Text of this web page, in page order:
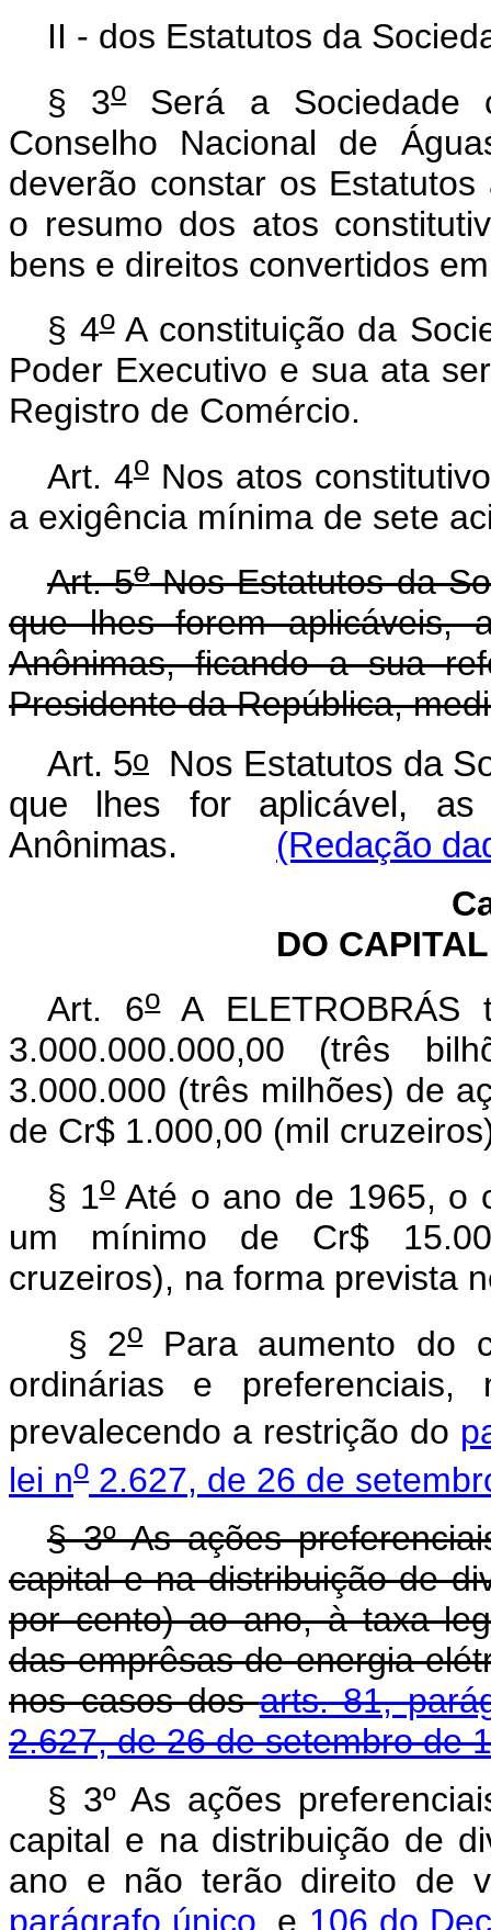
II - dos Estatutos da
§ 3oSerá a Sociedade
Conselho Nacional de
deverão constar os
o resumo dos atos
bens e direitos convertidos
§ 4oA constituição da
Poder Executivo e sua ata
Registro de Comércio.
Art. 4oNos atos
a exigência mínima de sete
Art. 5oNos Estatutos da
que lhes forem aplicáveis,
Anônimas, ficando a sua
Presidente da República,
Art. 5o
Nos Estatutos da
que lhes for aplicável,
Anônimas. (Redação
DO
Art. 6oA ELETROBRÁS
3.000.000.000,00 (três
3.000.000 (três milhões) de
de Cr$ 1.000,00 (mil
§ 1oAté o ano de 1965, o
um mínimo de Cr$
cruzeiros), na forma prevista
§ 2oPara aumento do
ordinárias e
prevalecendo a restrição do
lei no 2.627, de 26 de
§ 3º As ações
capital e na distribuição de
por cento) ao ano, à taxa
das emprêsas de energia
nos casos dosarts. 81,
2.627, de 26 de setembro de
§ 3º As ações
capital e na distribuição de
ano e não terão direito de
parágrafo único , e 106 do